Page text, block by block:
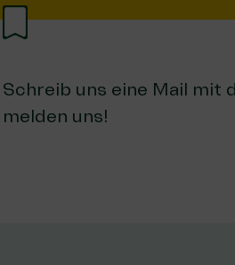
Schreib uns eine Mail mit
melden uns!